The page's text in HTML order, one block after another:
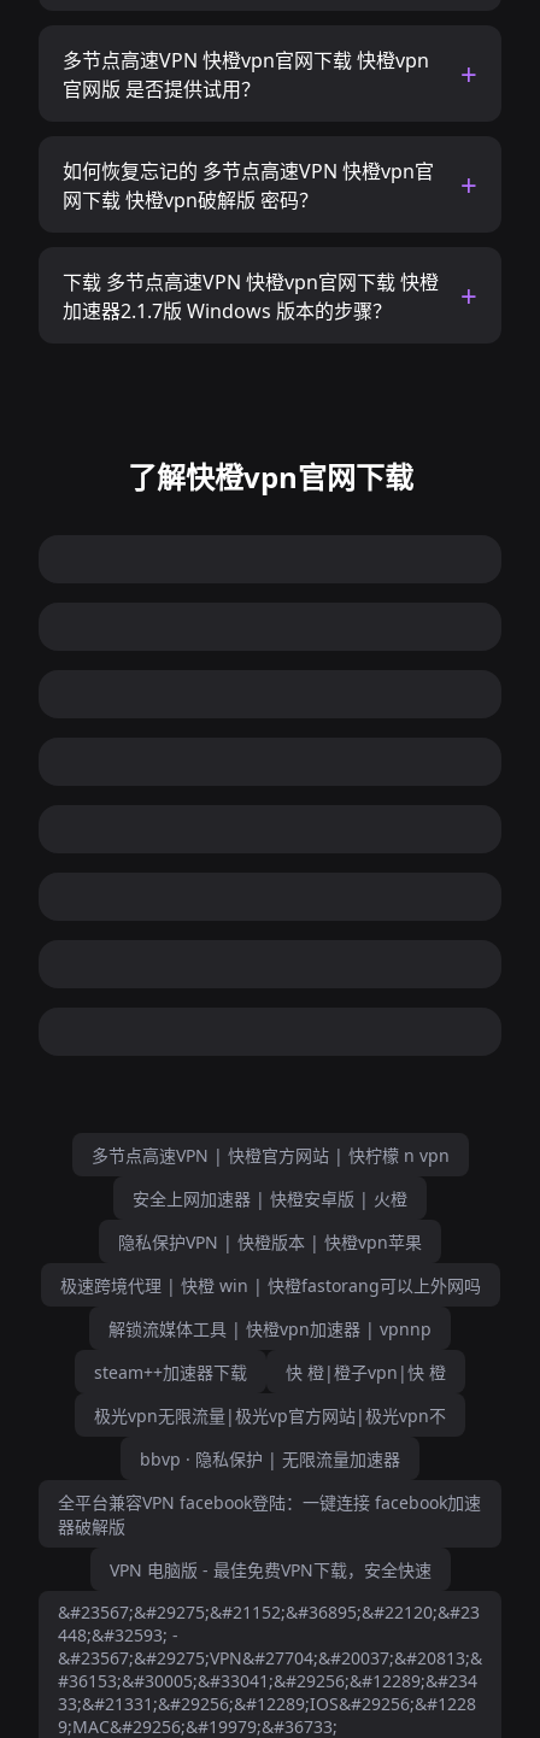
多节点高速VPN 快橙vpn官网下载 快橙vpn
官网版 是否提供试用？
如何恢复忘记的 多节点高速VPN 快橙vpn官
网下载 快橙vpn破解版 密码？
下载 多节点高速VPN 快橙vpn官网下载 快橙
加速器2.1.7版 Windows 版本的步骤？
了解快橙vpn官网下载
多节点高速VPN | 快橙官方网站 | 快柠檬 n vpn
安全上网加速器 | 快橙安卓版 | 火橙
隐私保护VPN | 快橙版本 | 快橙vpn苹果
极速跨境代理 | 快橙 win | 快橙fastorang可以上外网吗
解锁流媒体工具 | 快橙vpn加速器 | vpnnp
steam++加速器下载
快 橙|橙子vpn|快 橙
极光vpn无限流量|极光vp官方网站|极光vpn不
bbvp · 隐私保护 | 无限流量加速器
全平台兼容VPN facebook登陆：一键连接 facebook加速
器破解版
VPN 电脑版 - 最佳免费VPN下载，安全快速
&#23567;&#29275;&#21152;&#36895;&#22120;&#23
448;&#32593; -
&#23567;&#29275;VPN&#27704;&#20037;&#20813;&
#36153;&#30005;&#33041;&#29256;&#12289;&#234
33;&#21331;&#29256;&#12289;IOS&#29256;&#1228
9;MAC&#29256;&#19979;&#36733;